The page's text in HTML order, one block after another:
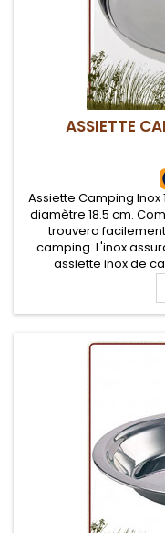
ASSIETTE
Assiette Camping Inox
diamètre 18.5 cm.
trouvera
camping. L'inox
assiette inox de